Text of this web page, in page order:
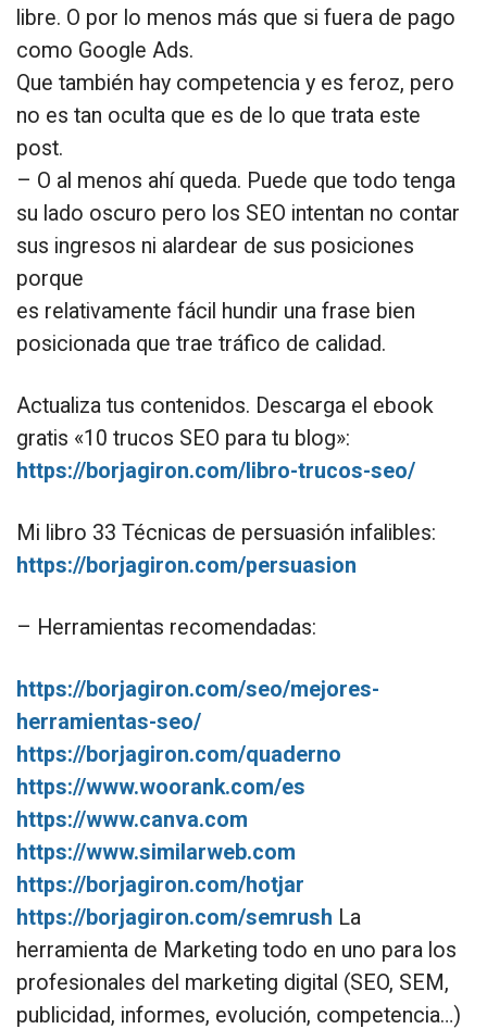
libre. O por lo menos más que si fuera de pago
como Google Ads.
Que también hay competencia y es feroz, pero
no es tan oculta que es de lo que trata este
post.
– O al menos ahí queda. Puede que todo tenga
su lado oscuro pero los SEO intentan no contar
sus ingresos ni alardear de sus posiciones
porque
es relativamente fácil hundir una frase bien
posicionada que trae tráfico de calidad.
Actualiza tus contenidos. Descarga el ebook
gratis «10 trucos SEO para tu blog»:
https://borjagiron.com/libro-trucos-seo/
Mi libro 33 Técnicas de persuasión infalibles:
https://borjagiron.com/persuasion
– Herramientas recomendadas:
https://borjagiron.com/seo/mejores-
herramientas-seo/
https://borjagiron.com/quaderno
https://www.woorank.com/es
https://www.canva.com
https://www.similarweb.com
https://borjagiron.com/hotjar
https://borjagiron.com/semrush La
herramienta de Marketing todo en uno para los
profesionales del marketing digital (SEO, SEM,
publicidad, informes, evolución, competencia…)